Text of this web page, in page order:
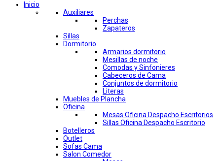
Inicio
Auxiliares
Perchas
Zapateros
Sillas
Dormitorio
Armarios dormitorio
Mesillas de noche
Comodas y Sinfonieres
Cabeceros de Cama
Conjuntos de dormitorio
Literas
Muebles de Plancha
Oficina
Mesas Oficina Despacho Escritorios
Sillas Oficina Despacho Escritorio
Botelleros
Outlet
Sofas Cama
Salon Comedor